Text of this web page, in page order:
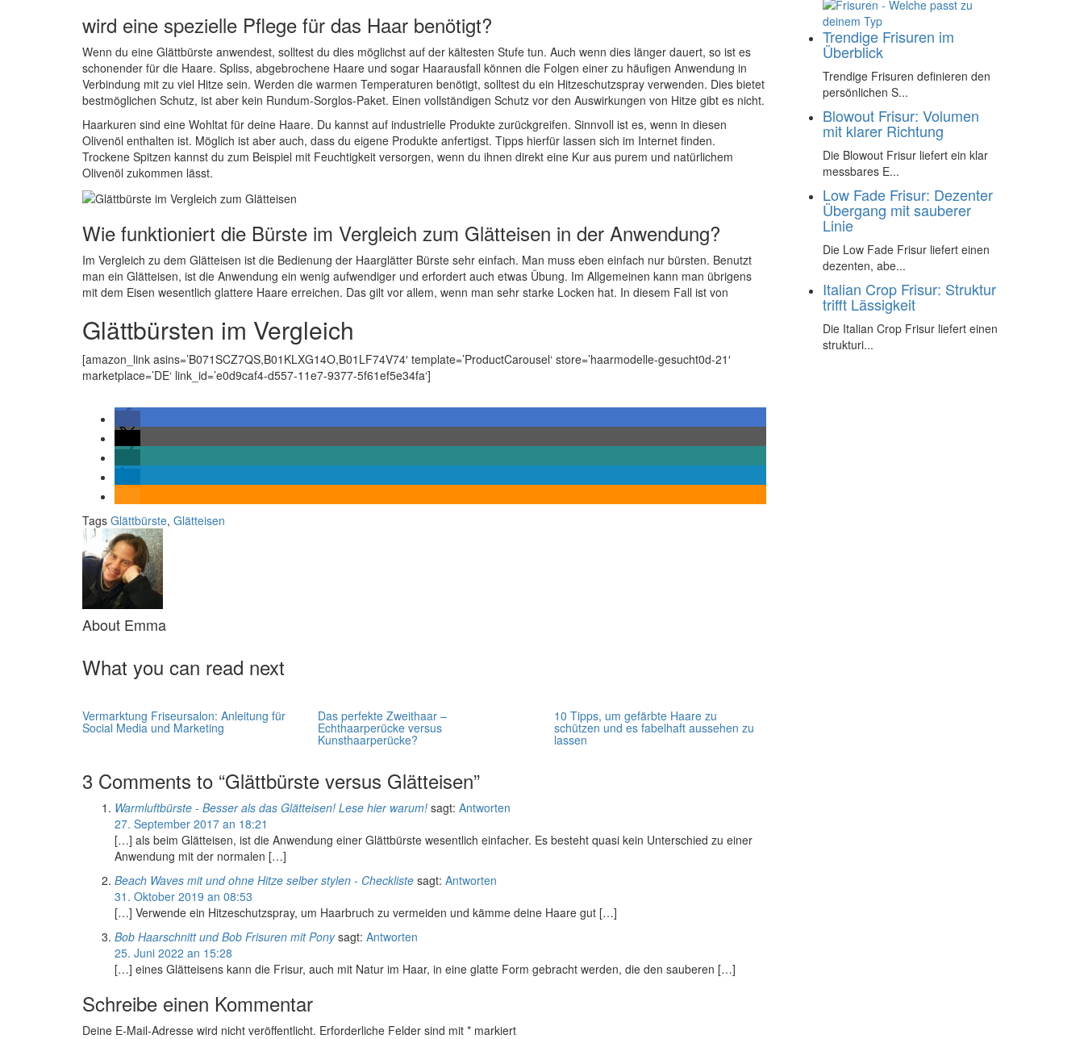
wird eine spezielle Pflege für das Haar benötigt?
Wenn du eine Glättbürste anwendest, solltest du dies möglichst auf der kältesten Stufe tun. Auch wenn dies länger dauert, so ist es
schonender für die Haare. Spliss, abgebrochene Haare und sogar Haarausfall können die Folgen einer zu häufigen Anwendung in
Verbindung mit zu viel Hitze sein. Werden die warmen Temperaturen benötigt, solltest du ein Hitzeschutzspray verwenden. Dies bietet
bestmöglichen Schutz, ist aber kein Rundum-Sorglos-Paket. Einen vollständigen Schutz vor den Auswirkungen von Hitze gibt es nicht.
Haarkuren sind eine Wohltat für deine Haare. Du kannst auf industrielle Produkte zurückgreifen. Sinnvoll ist es, wenn in diesen
Olivenöl enthalten ist. Möglich ist aber auch, dass du eigene Produkte anfertigst. Tipps hierfür lassen sich im Internet finden.
Trockene Spitzen kannst du zum Beispiel mit Feuchtigkeit versorgen, wenn du ihnen direkt eine Kur aus purem und natürlichem
Olivenöl zukommen lässt.
Wie funktioniert die Bürste im Vergleich zum Glätteisen in der Anwendung?
Im Vergleich zu dem Glätteisen ist die Bedienung der Haarglätter Bürste sehr einfach. Man muss eben einfach nur bürsten. Benutzt
man ein Glätteisen, ist die Anwendung ein wenig aufwendiger und erfordert auch etwas Übung. Im Allgemeinen kann man übrigens
mit dem Eisen wesentlich glattere Haare erreichen. Das gilt vor allem, wenn man sehr starke Locken hat. In diesem Fall ist von
Glättbürsten im Vergleich
[amazon_link asins=’B071SCZ7QS,B01KLXG14O,B01LF74V74′ template=’ProductCarousel‘ store=’haarmodelle-gesucht0d-21′
marketplace=’DE‘ link_id=’e0d9caf4-d557-11e7-9377-5f61ef5e34fa‘]
Tags Glättbürste, Glätteisen
About Emma
What you can read next
Vermarktung Friseursalon: Anleitung für
Social Media und Marketing
Das perfekte Zweithaar –
Echthaarperücke versus
Kunsthaarperücke?
10 Tipps, um gefärbte Haare zu
schützen und es fabelhaft aussehen zu
lassen
3 Comments to “Glättbürste versus Glätteisen”
Warmluftbürste - Besser als das Glätteisen! Lese hier warum! sagt: Antworten
27. September 2017 an 18:21
[…] als beim Glätteisen, ist die Anwendung einer Glättbürste wesentlich einfacher. Es besteht quasi kein Unterschied zu einer
Anwendung mit der normalen […]
Beach Waves mit und ohne Hitze selber stylen - Checkliste sagt: Antworten
31. Oktober 2019 an 08:53
[…] Verwende ein Hitzeschutzspray, um Haarbruch zu vermeiden und kämme deine Haare gut […]
Bob Haarschnitt und Bob Frisuren mit Ponysagt: Antworten
25. Juni 2022 an 15:28
[…] eines Glätteisens kann die Frisur, auch mit Natur im Haar, in eine glatte Form gebracht werden, die den sauberen […]
Schreibe einen Kommentar
Deine E-Mail-Adresse wird nicht veröffentlicht. Erforderliche Felder sind mit * markiert
Trendige Frisuren im
Überblick
Trendige Frisuren definieren den
persönlichen S...
Blowout Frisur: Volumen
mit klarer Richtung
Die Blowout Frisur liefert ein klar
messbares E...
Low Fade Frisur: Dezenter
Übergang mit sauberer
Linie
Die Low Fade Frisur liefert einen
dezenten, abe...
Italian Crop Frisur: Struktur
trifft Lässigkeit
Die Italian Crop Frisur liefert einen
strukturi...